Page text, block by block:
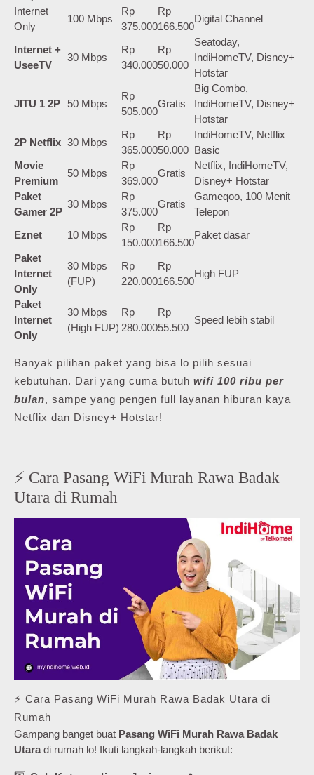
Internet
Only
100 Mbps
Rp
375.000
Rp
166.500
Digital Channel
Internet +
UseeTV
30 Mbps
Rp
340.000
Rp
50.000
Seatoday,
IndiHomeTV, Disney+
Hotstar
JITU 1 2P 50 Mbps
Rp
505.000
Gratis
Big Combo,
IndiHomeTV, Disney+
Hotstar
2P Netflix 30 Mbps
Rp
365.000
Rp
50.000
IndiHomeTV, Netflix
Basic
Movie
Premium
50 Mbps
Rp
369.000
Gratis
Netflix, IndiHomeTV,
Disney+ Hotstar
Paket
Gamer 2P
30 Mbps
Rp
375.000
Gratis
Gameqoo, 100 Menit
Telepon
Eznet
10 Mbps
Rp
150.000
Rp
166.500
Paket dasar
Paket
Internet
Only
30 Mbps
(FUP)
Rp
220.000
Rp
166.500
High FUP
Paket
Internet
Only
30 Mbps
(High FUP)
Rp
280.000
Rp
55.500
Speed lebih stabil
Banyak pilihan paket yang bisa lo pilih sesuai
kebutuhan. Dari yang cuma butuh wifi 100 ribu per
bulan, sampe yang pengen full layanan hiburan kaya
Netflix dan Disney+ Hotstar!
⚡ Cara Pasang WiFi Murah Rawa Badak
Utara di Rumah
⚡ Cara Pasang WiFi Murah Rawa Badak Utara di
Rumah
Gampang banget buat Pasang WiFi Murah Rawa Badak
Utaradi rumah lo! Ikuti langkah-langkah berikut: